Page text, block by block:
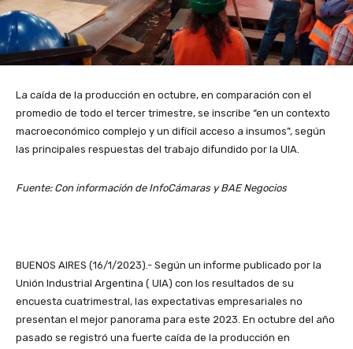
La caída de la producción en octubre, en comparación con el
promedio de todo el tercer trimestre, se inscribe “en un contexto
macroeconómico complejo y un difícil acceso a insumos”, según
las principales respuestas del trabajo difundido por la UIA.
Fuente: Con información de InfoCámaras y BAE Negocios
BUENOS AIRES (16/1/2023).- Según un informe publicado por la
Unión Industrial Argentina ( UIA) con los resultados de su
encuesta cuatrimestral, las expectativas empresariales no
presentan el mejor panorama para este 2023. En octubre del año
pasado se registró una fuerte caída de la producción en